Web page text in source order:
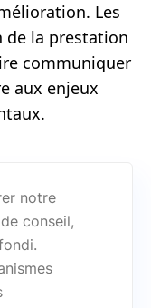
Les
la prestation
communiquer
aux enjeux
notre
conseil,